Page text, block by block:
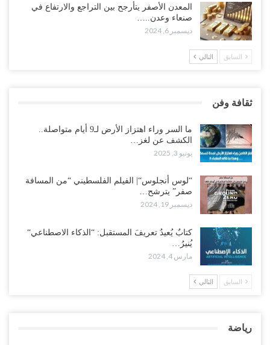
المعدن الأصفر يتأرجح بين التراجع والارتفاع في
صنعاء وعدن..…
ديسمبر 6, 2024
السابق التالي
ثقافة وفن
ما السر وراء اهتزاز الأرض لـ9 أيام متواصلة..
الكشف عن لغز…
يونيو 3, 2025
“لوس أنجلوس“| الفيلم الفلسطيني “من المسافة
صفر” يترشح…
ديسمبر 19, 2024
كتابٌ يُعيدُ تعريفَ المستقبل: “الذكاء الاصطناعي“
يُنيرُ…
مارس 4, 2024
السابق التالي
رياضة